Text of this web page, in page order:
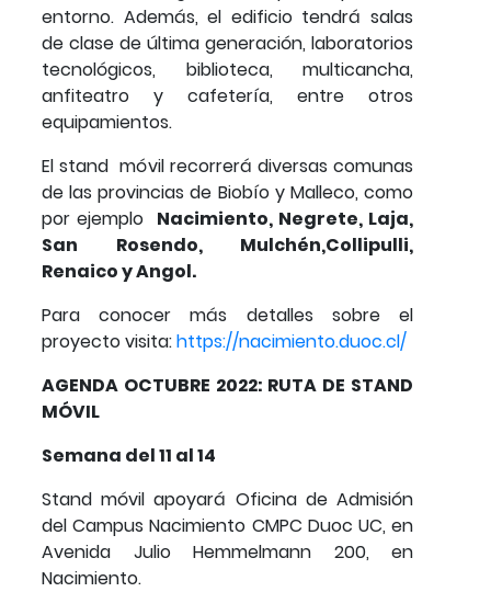
entorno. Además, el edificio tendrá salas
de clase de última generación, laboratorios
tecnológicos, biblioteca, multicancha,
anfiteatro y cafetería, entre otros
equipamientos.
El stand móvil recorrerá diversas comunas
de las provincias de Biobío y Malleco, como
por ejemplo Nacimiento, Negrete, Laja,
San Rosendo, Mulchén,Collipulli,
Renaico y Angol.
Para conocer más detalles sobre el
proyecto visita:https://nacimiento.duoc.cl/
AGENDA OCTUBRE 2022: RUTA DE STAND
MÓVIL
Semana del 11 al 14
Stand móvil apoyará Oficina de Admisión
del Campus Nacimiento CMPC Duoc UC, en
Avenida Julio Hemmelmann 200, en
Nacimiento.